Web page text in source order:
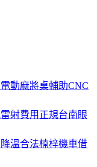
動麻將桌輔助CNC
射費用正規台南眼
溫合法楠梓機車借